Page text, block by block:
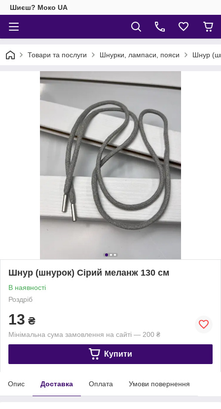
Шиєш? Моко UA
Товари та послуги Шнурки, лампаси, пояси Шнур
Шнур (шнурок) Сірий меланж 130 см
В наявності
Роздріб
13 ₴
Мінімальна сума замовлення на сайті — 200 ₴
Купити
Опис Доставка Оплата Умови повернення